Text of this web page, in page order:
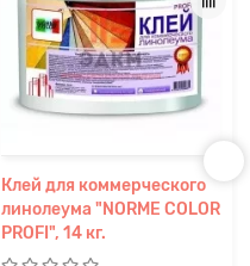
Клей для коммерческого
линолеума "NORME COLOR
PROFI", 14 кг.